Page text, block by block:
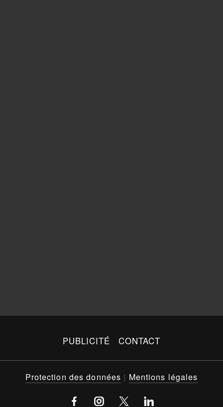
PUBLICITÉ CONTACT
Protection des données | Mentions légales